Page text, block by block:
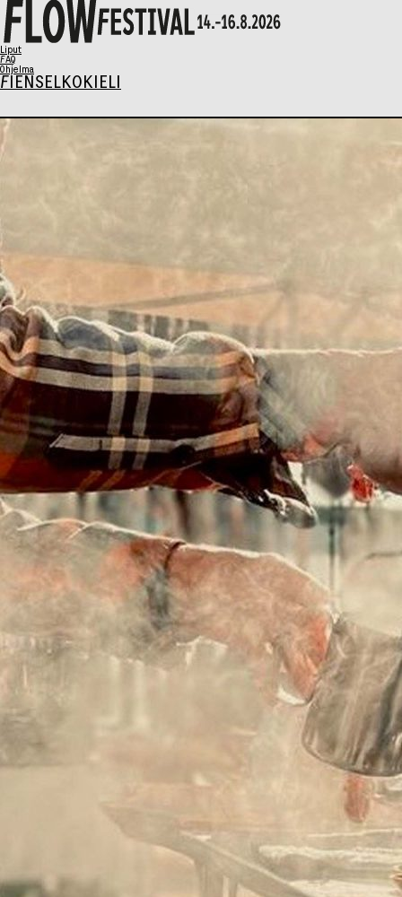
Liput
FAQ
Ohjelma
FI ENSELKOKIELI
Ohjelma
Syö & Juo
Kävijäinfo
Info / FAQ
Esteettömyys
Rannekkeenvaihto
Kartta & festivaalialue
Saapuminen
Helsinki-opas
Flow Festival App
Private Bazaar
Kumppaniaktivoinnit
Flow Festival
Meistä
Sustainable Flow
Uutiskirje
Artikkelit